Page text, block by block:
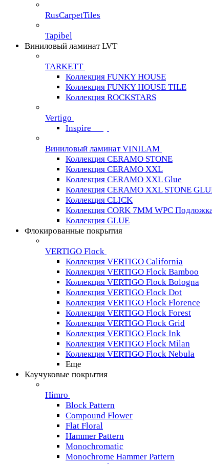
RusCarpetTiles
Tapibel
Виниловый ламинат LVT
TARKETT
Коллекция FUNKY HOUSE
Коллекция FUNKY HOUSE TILE
Коллекция ROCKSTARS
Vertigo
Inspire
Виниловый ламинат VINILAM
Коллекция CERAMO STONE
Коллекция CERAMO XXL
Коллекция CERAMO XXL Glue
Коллекция CERAMO XXL STONE
Коллекция CLICK
Коллекция CORK 7MM WPC
Коллекция GLUE
Флокированные покрытия
VERTIGO Flock
Коллекция VERTIGO California
Коллекция VERTIGO Flock Bamboo
Коллекция VERTIGO Flock Bologna
Коллекция VERTIGO Flock Dot
Коллекция VERTIGO Flock Florence
Коллекция VERTIGO Flock Forest
Коллекция VERTIGO Flock Grid
Коллекция VERTIGO Flock Ink
Коллекция VERTIGO Flock Milan
Коллекция VERTIGO Flock Nebula
Еще
Каучуковые покрытия
Himro
Block Pattern
Compound Flower
Flat Floral
Hammer Pattern
Monochromatic
Monochrome Hammer Pattern